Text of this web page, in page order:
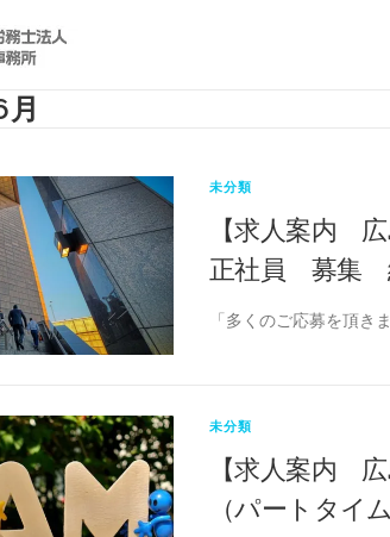
未分類
【求人案内
正社員 募集
「多くのご応募を頂
未分類
【求人案内
（パートタ